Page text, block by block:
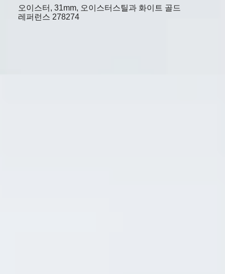
오이스터, 31mm, 오이스터스틸과 화이트 골드
레퍼런스 278274